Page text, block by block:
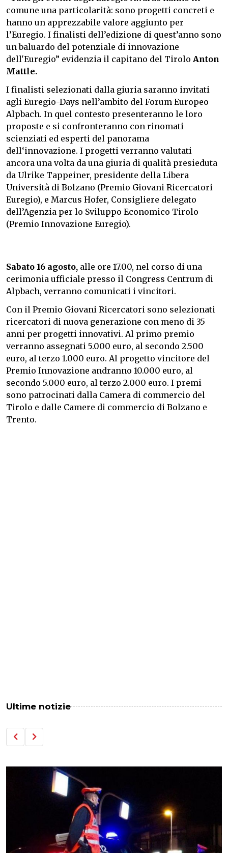
comune una particolarità: sono progetti concreti e
hanno un apprezzabile valore aggiunto per
l’Euregio. I finalisti dell’edizione di quest’anno sono
un baluardo del potenziale di innovazione
dell'Euregio” evidenzia il capitano del Tirolo Anton
Mattle.
I finalisti selezionati dalla giuria saranno invitati
agli Euregio-Days nell’ambito del Forum Europeo
Alpbach. In quel contesto presenteranno le loro
proposte e si confronteranno con rinomati
scienziati ed esperti del panorama
dell‘innovazione. I progetti verranno valutati
ancora una volta da una giuria di qualità presieduta
da Ulrike Tappeiner, presidente della Libera
Università di Bolzano (Premio Giovani Ricercatori
Euregio), e Marcus Hofer, Consigliere delegato
dell’Agenzia per lo Sviluppo Economico Tirolo
(Premio Innovazione Euregio).
Sabato 16 agosto, alle ore 17.00, nel corso di una
cerimonia ufficiale presso il Congress Centrum di
Alpbach, verranno comunicati i vincitori.
Con il Premio Giovani Ricercatori sono selezionati
ricercatori di nuova generazione con meno di 35
anni per progetti innovativi. Al primo premio
verranno assegnati 5.000 euro, al secondo 2.500
euro, al terzo 1.000 euro. Al progetto vincitore del
Premio Innovazione andranno 10.000 euro, al
secondo 5.000 euro, al terzo 2.000 euro. I premi
sono patrocinati dalla Camera di commercio del
Tirolo e dalle Camere di commercio di Bolzano e
Trento.
Ultime notizie